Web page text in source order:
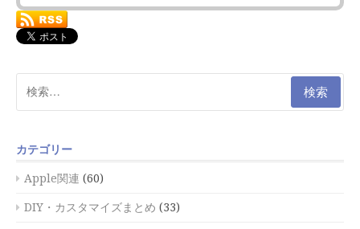
索:
カテゴリー
Apple関連 (60)
DIY・カスタマイズまとめ (33)